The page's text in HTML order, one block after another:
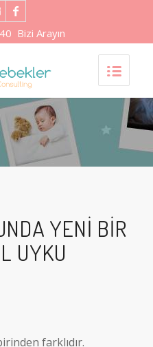
Bizi Arayın
YENI BIR
UYKU
farklıdır.